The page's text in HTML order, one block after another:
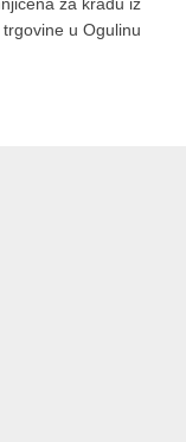
trgovine u Ogulinu